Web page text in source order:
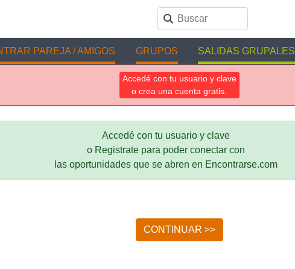
PAREJA / AMIGOS GRUPOS SALIDAS GRUPALES
Accedé con tu usuario y clave
o crea una cuenta gratis.
Accedé con tu usuario y clave
o Registrate para poder conectar con
las oportunidades que se abren en Encontrarse.com
CONTINUAR >>